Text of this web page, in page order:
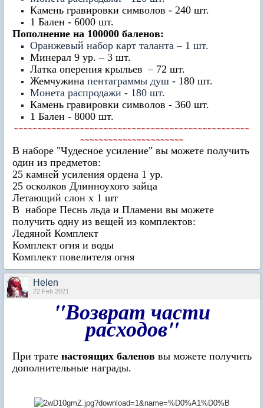
Камень гравировки символов - 240 шт.
1 Бален - 6000 шт.
Пополнение на 100000 баленов:
Оранжевый набор карт таланта – 1 шт.
Минерал 9 ур. – 3 шт.
Латка оперения крыльев – 72 шт.
Жемчужина пентаграммы душ - 180 шт.
Монета распродажи - 180 шт.
Камень гравировки символов - 360 шт.
1 Бален - 8000 шт.
~~~~~~~~~~~~~~~~~~~~~~~~~~~~~~~~~~~~~~~~~~~~~~~~~~
~~~~~~~~~~~~~~~~~~~~~~
В наборе "Чудесное усиление" вы можете получить
один из предметов:
25 камней усиления ордена 1 ур.
25 осколков Длинноухого зайца
Летающий слон х 1 шт
В наборе Песнь льда и Пламени вы можете
получить одну из вещей из комплектов:
Ледяной Комплект
Комплект огня и воды
Комплект повелителя огня
Нelen
22 Feb 2021
"Возврат части
расходов"
При трате настоящих баленов вы можете получить
дополнительные награды.